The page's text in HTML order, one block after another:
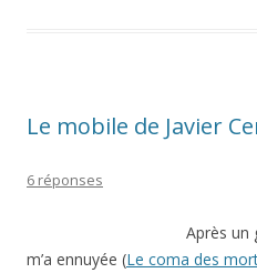
Le mobile de Javier
6 réponses
Après un
m’a ennuyée (Le coma des